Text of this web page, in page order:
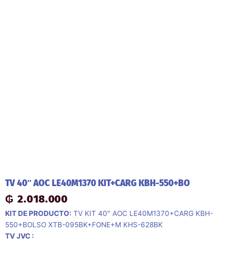
TV 40″ AOC LE40M1370 KIT+CARG KBH-550+BO
₲ 2.018.000
KIT DE PRODUCTO: TV KIT 40″ AOC LE40M1370+CARG KBH-
550+BOLSO XTB-095BK+FONE+M KHS-628BK
TV JVC :